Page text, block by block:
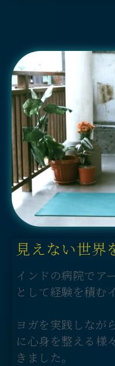
見えない世界
インドの病院でア
として経験を積む
ヨガを実践しなが
に心身を整える様
きました。